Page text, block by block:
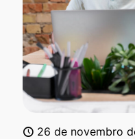
26 de novembro